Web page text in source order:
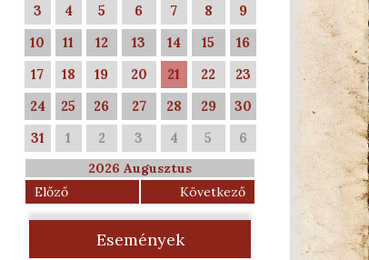
3
4 5 6 7 8
9
10
11 12 13 14 15
16
17
18 19 20 21 22
23
24
25 26 27 28 29
30
31
1 2 3 4 5 6
2026 Augusztus
Előző
Következő
Események